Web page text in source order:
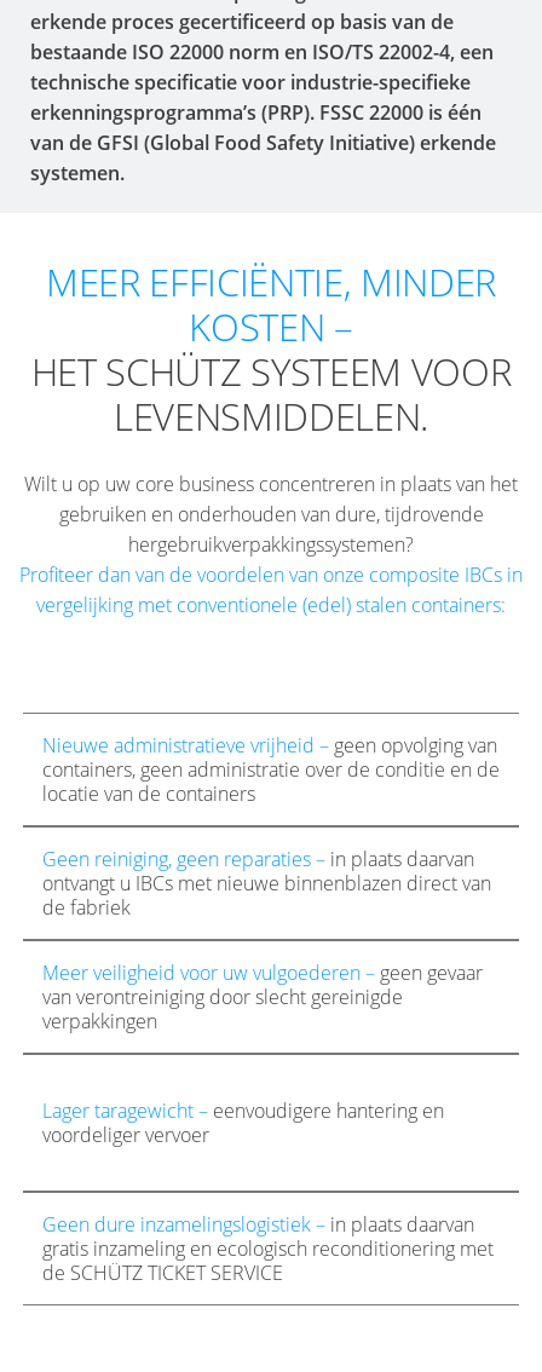
erkende proces gecertificeerd op basis van de
bestaande ISO 22000 norm en ISO/TS 22002-4, een
technische specificatie voor industrie-specifieke
erkenningsprogramma’s (PRP). FSSC 22000 is één
van de GFSI (Global Food Safety Initiative) erkende
systemen.
MEER EFFICIËNTIE, MINDER
KOSTEN –
HET SCHÜTZ SYSTEEM VOOR
LEVENSMIDDELEN.
Wilt u op uw core business concentreren in plaats van het
gebruiken en onderhouden van dure, tijdrovende
hergebruikverpakkingssystemen?
Profiteer dan van de voordelen van onze composite IBCs in
vergelijking met conventionele (edel) stalen containers:
Nieuwe administratieve vrijheid –geen opvolging van
containers, geen administratie over de conditie en de
locatie van de containers
Geen reiniging, geen reparaties –in plaats daarvan
ontvangt u IBCs met nieuwe binnenblazen direct van
de fabriek
Meer veiligheid voor uw vulgoederen –geen gevaar
van verontreiniging door slecht gereinigde
verpakkingen
Lager taragewicht –eenvoudigere hantering en
voordeliger vervoer
Geen dure inzamelingslogistiek –in plaats daarvan
gratis inzameling en ecologisch reconditionering met
de SCHÜTZ TICKET SERVICE